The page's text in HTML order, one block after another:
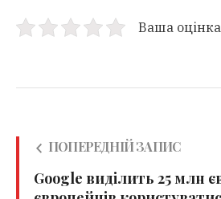
Ваша
ПОПЕРЕДНІЙ ЗАПИС
Google виділить 25 млн